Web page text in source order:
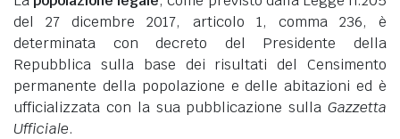
del 27 dicembre 2017, articolo 1, comma 236, è
determinata con decreto del Presidente della
Repubblica sulla base dei risultati del Censimento
permanente della popolazione e delle abitazioni ed è
ufficializzata con la sua pubblicazione sulla Gazzetta
Ufficiale.